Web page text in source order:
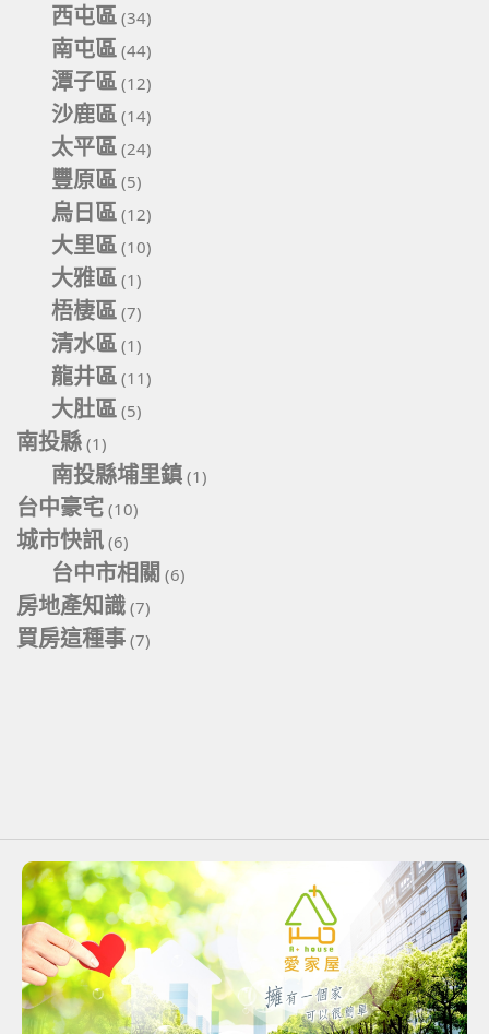
西屯區 (34)
南屯區 (44)
潭子區 (12)
沙鹿區 (14)
太平區 (24)
豐原區 (5)
烏日區 (12)
大里區 (10)
大雅區 (1)
梧棲區 (7)
清水區 (1)
龍井區 (11)
大肚區 (5)
南投縣 (1)
南投縣埔里鎮 (1)
台中豪宅 (10)
城市快訊 (6)
台中市相關 (6)
房地產知識 (7)
買房這種事 (7)